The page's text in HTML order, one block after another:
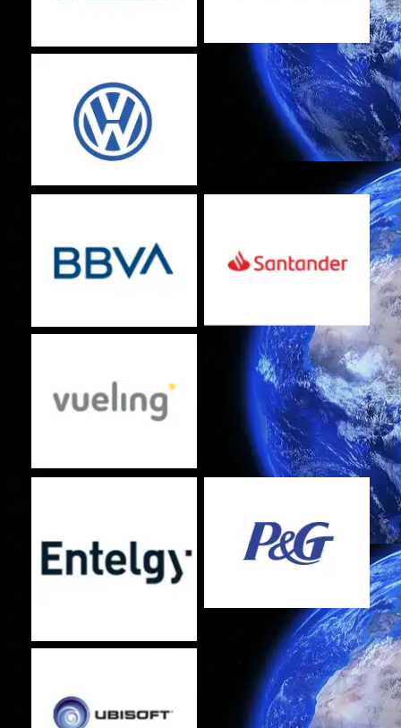
Sin leyenda
Sin leyenda Sin leyenda
Sin leyenda
Sin leyenda
Sin leyenda
Sin leyenda